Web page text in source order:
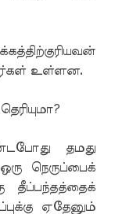
உள்ளன.
தமது
நெருப்பைக்
தீப்பந்தத்தைக்
ஏதேனும்